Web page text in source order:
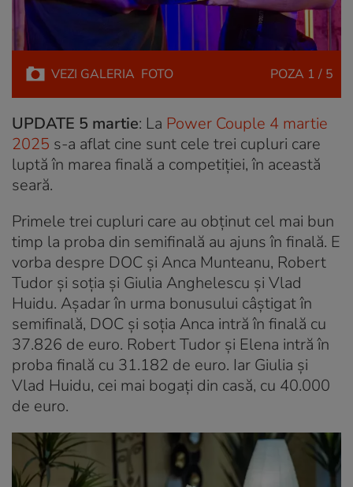
VEZI GALERIA FOTO POZA 1 / 5
UPDATE 5 martie: La Power Couple 4 martie
2025 s-a aflat cine sunt cele trei cupluri care
luptă în marea finală a competiției, în această
seară.
Primele trei cupluri care au obținut cel mai bun
timp la proba din semifinală au ajuns în finală. E
vorba despre DOC și Anca Munteanu, Robert
Tudor și soția și Giulia Anghelescu și Vlad
Huidu. Așadar în urma bonusului câștigat în
semifinală, DOC și soția Anca intră în finală cu
37.826 de euro. Robert Tudor și Elena intră în
proba finală cu 31.182 de euro. Iar Giulia și
Vlad Huidu, cei mai bogați din casă, cu 40.000
de euro.